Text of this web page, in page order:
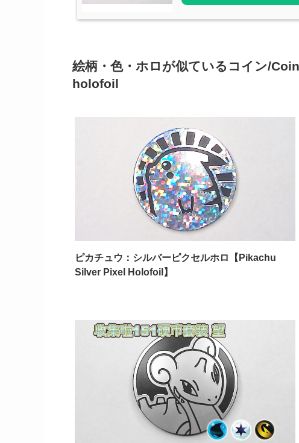
絵柄・色・ホロが似ているコイン/
holofoil
ピカチュウ：シルバーピクセルホロ【Pikachu
Silver Pixel Holofoil】